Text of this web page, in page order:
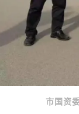
市国资